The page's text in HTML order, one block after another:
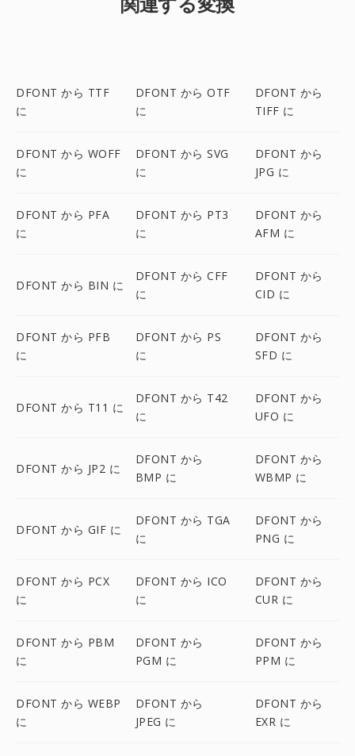
DFONT から TTF
に
DFONT から OTF
に
DFONT から
TIFF に
DFONT から WOFF
に
DFONT から SVG
に
DFONT から
JPG に
DFONT から PFA
に
DFONT から PT3
に
DFONT から
AFM に
DFONT から BIN に
DFONT から CFF
に
DFONT から
CID に
DFONT から PFB
に
DFONT から PS
に
DFONT から
SFD に
DFONT から T11 に
DFONT から T42
に
DFONT から
UFO に
DFONT から JP2 に
DFONT から
BMP に
DFONT から
WBMP に
DFONT から GIF に
DFONT から TGA
に
DFONT から
PNG に
DFONT から PCX
に
DFONT から ICO
に
DFONT から
CUR に
DFONT から PBM
に
DFONT から
PGM に
DFONT から
PPM に
DFONT から WEBP
に
DFONT から
JPEG に
DFONT から
EXR に